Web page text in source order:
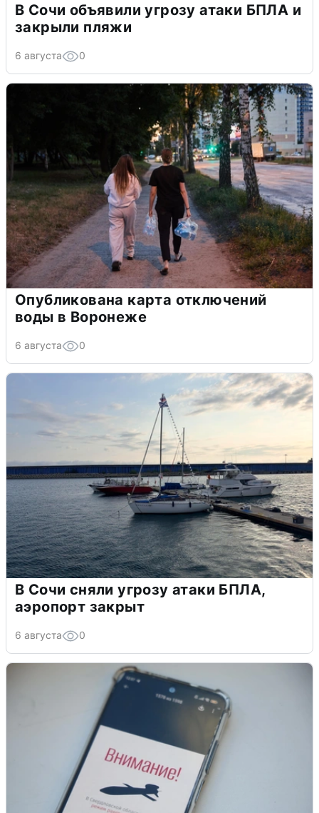
В Сочи объявили угрозу атаки БПЛА и
закрыли пляжи
6 августа 0
Опубликована карта отключений
воды в Воронеже
6 августа 0
В Сочи сняли угрозу атаки БПЛА,
аэропорт закрыт
6 августа 0